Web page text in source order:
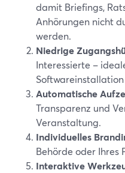
damit Briefings,
Anhörungen nicht
werden.
Niedrige
Interessierte –
Automatische
Transparenz und
Veranstaltung.
Individuelles
Behörde oder Ihres
Interaktive